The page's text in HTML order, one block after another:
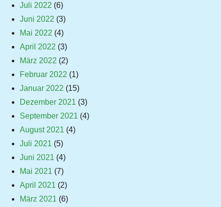
Juli 2022 (6)
Juni 2022 (3)
Mai 2022 (4)
April 2022 (3)
März 2022 (2)
Februar 2022 (1)
Januar 2022 (15)
Dezember 2021 (3)
September 2021 (4)
August 2021 (4)
Juli 2021 (5)
Juni 2021 (4)
Mai 2021 (7)
April 2021 (2)
März 2021 (6)